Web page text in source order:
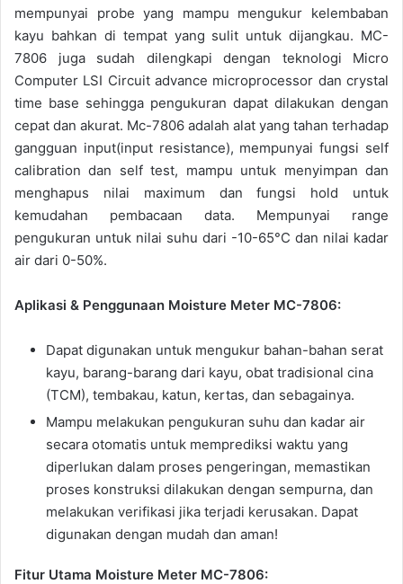
mempunyai probe yang mampu mengukur kelembaban
kayu bahkan di tempat yang sulit untuk dijangkau. MC-
7806 juga sudah dilengkapi dengan teknologi Micro
Computer LSI Circuit advance microprocessor dan crystal
time base sehingga pengukuran dapat dilakukan dengan
cepat dan akurat. Mc-7806 adalah alat yang tahan terhadap
gangguan input(input resistance), mempunyai fungsi self
calibration dan self test, mampu untuk menyimpan dan
menghapus nilai maximum dan fungsi hold untuk
kemudahan pembacaan data. Mempunyai range
pengukuran untuk nilai suhu dari -10-65°C dan nilai kadar
air dari 0-50%.
Aplikasi & Penggunaan Moisture Meter MC-7806:
Dapat digunakan untuk mengukur bahan-bahan serat
kayu, barang-barang dari kayu, obat tradisional cina
(TCM), tembakau, katun, kertas, dan sebagainya.
Mampu melakukan pengukuran suhu dan kadar air
secara otomatis untuk memprediksi waktu yang
diperlukan dalam proses pengeringan, memastikan
proses konstruksi dilakukan dengan sempurna, dan
melakukan verifikasi jika terjadi kerusakan. Dapat
digunakan dengan mudah dan aman!
Fitur Utama Moisture Meter MC-7806: